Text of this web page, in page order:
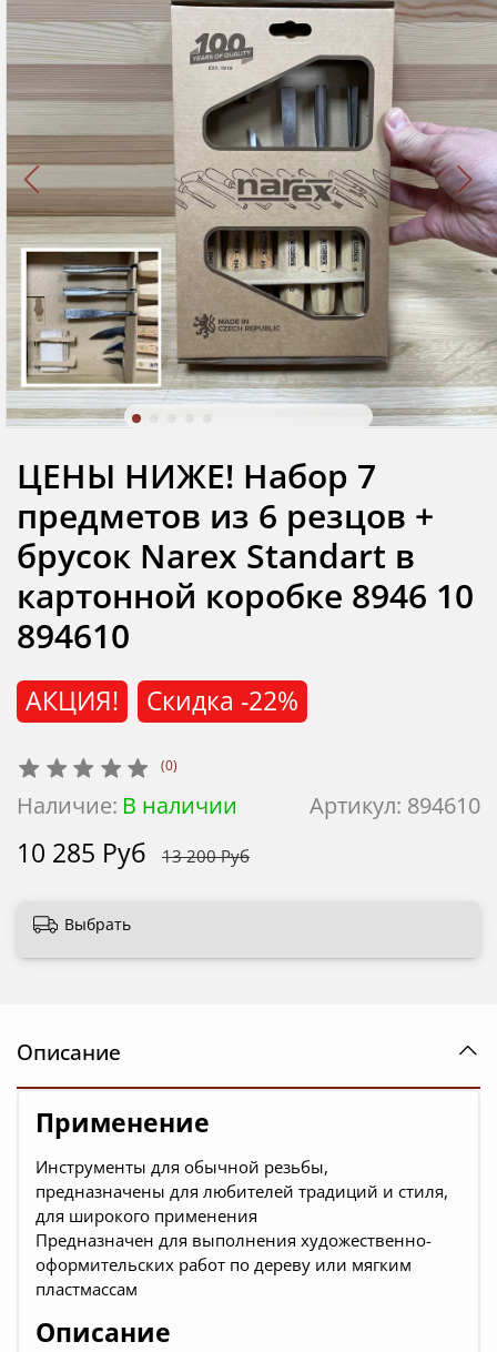
(0)
Артикул: 894610
Наличие: В наличии
АКЦИЯ! Скидка -22%
ЦЕНЫ НИЖЕ! Набор 7
предметов из 6 резцов +
брусок Narex Standart в
картонной коробке 8946 10
894610
10 285 Руб 13 200 Руб
Выбрать
Описание
Применение
Инструменты для обычной резьбы,
предназначены для любителей традиций и стиля,
для широкого применения
Предназначен для выполнения художественно-
оформительских работ по дереву или мягким
пластмассам
Описание